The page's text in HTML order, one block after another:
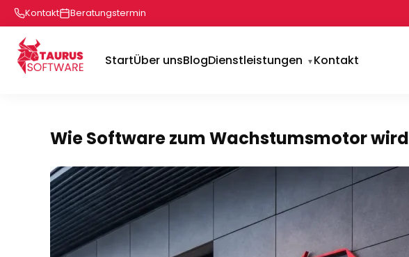
Kontakt Beratungstermin
StartÜber unsBlogDienstleistungen Kontakt
Wie Software zum Wachstumsmotor wird